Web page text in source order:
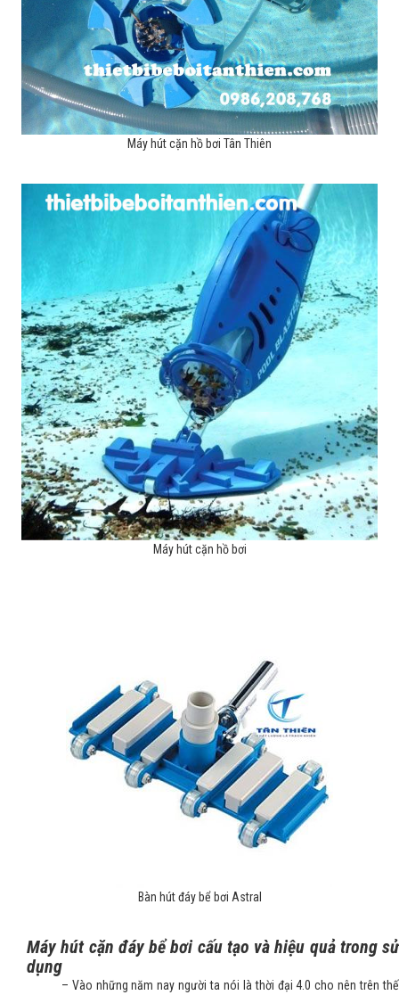
Máy hút cặn hồ bơi Tân Thiên
Máy hút cặn hồ bơi
Bàn hút đáy bể bơi Astral
Máy hút cặn đáy bể bơi cấu tạo và hiệu quả trong sử
dụng
– Vào những năm nay người ta nói là thời đại 4.0 cho nên trên thế